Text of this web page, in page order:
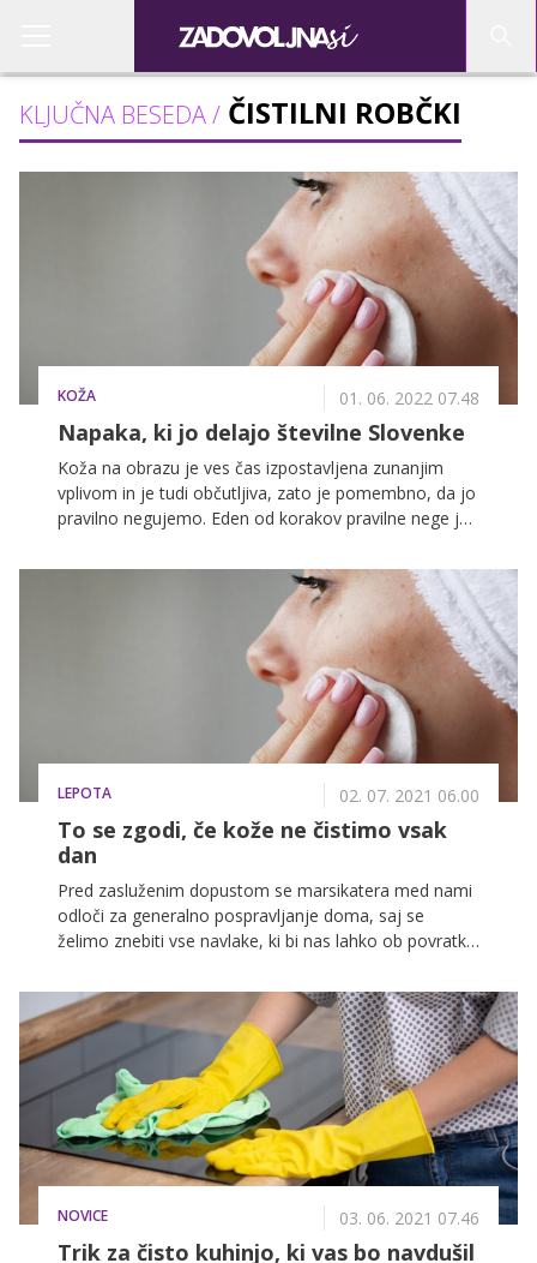
KLJUČNA BESEDA / ČISTILNI ROBČKI
KOŽA 01. 06. 2022 07.48
Napaka, ki jo delajo številne Slovenke
Koža na obrazu je ves čas izpostavljena zunanjim
vplivom in je tudi občutljiva, zato je pomembno, da jo
pravilno negujemo. Eden od korakov pravilne nege je
pogosto delamo kar nekaj napak.
LEPOTA 02. 07. 2021 06.00
To se zgodi, če kože ne čistimo vsak
dan
Pred zasluženim dopustom se marsikatera med nami
odloči za generalno pospravljanje doma, saj se
želimo znebiti vse navlake, ki bi nas lahko ob povratku
redno skrbimo za red in čistočo, s tem ne bi smele
imeti preveč dela, saj je ob rednem osnovnem
čiščenju prahu občutno manj in dom sije tudi, če ni
vse na svojem mestu. Podobno je z našo kožo: redno
čiščenje in pravilna nega sta zagotovilo za naravno lep
ter svež videz v vseh pogojih – tudi z nekaj rdečice od
sonca. Kaj pa se zgodi, če kože ne čistimo vsak dan?
NOVICE 03. 06. 2021 07.46
Trik za čisto kuhinjo, ki vas bo navdušil